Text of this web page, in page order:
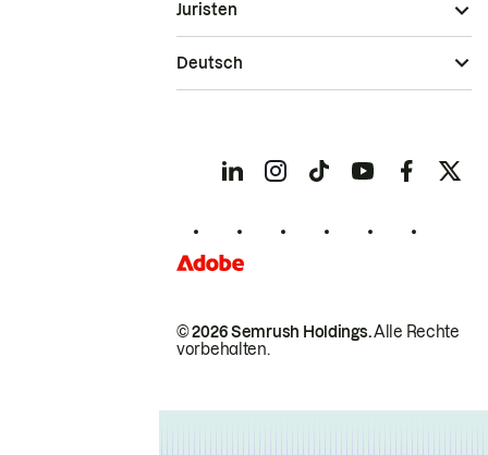
© 2026 Semrush Holdings.Alle Rechte
vorbehalten.
Juristen
Deutsch